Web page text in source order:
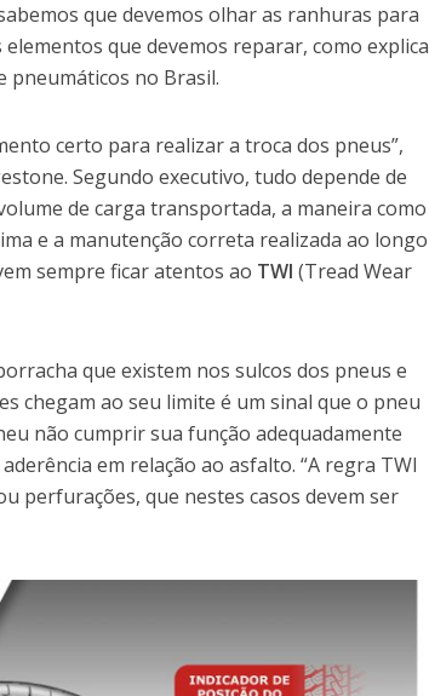
que devemos olhar as ranhuras para
que devemos reparar, como explica
pneumáticos no Brasil.
certo para realizar a troca dos pneus”,
Segundo executivo, tudo depende de
de carga transportada, a maneira como
e a manutenção correta realizada ao longo
sempre ficar atentos ao TWI(Tread Wear
que existem nos sulcos dos pneus e
chegam ao seu limite é um sinal que o pneu
não cumprir sua função adequadamente
em relação ao asfalto. “A regra TWI
perfurações, que nestes casos devem ser